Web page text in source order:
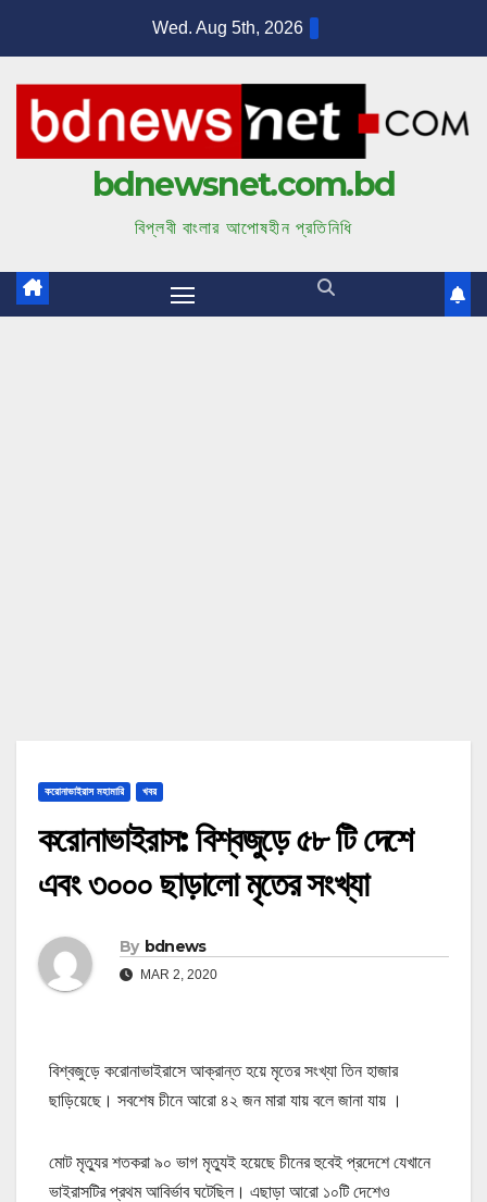
n
Wed. Aug 5th, 2026
bdnewsnet.com.bd
বিপ্লবী বাংলার আপোষহীন প্রতিনিধি
করোনাভাইরাস মহামারি খবর
করোনাভাইরাস: বিশ্বজুড়ে ৫৮ টি দেশে
এবং ৩০০০ ছাড়ালো মৃতের সংখ্যা
By bdnews
MAR 2, 2020
বিশ্বজুড়ে করোনাভাইরাসে আক্রান্ত হয়ে মৃতের সংখ্যা তিন হাজার
ছাড়িয়েছে। সবশেষ চীনে আরো ৪২ জন মারা যায় বলে জানা যায় ।
মোট মৃত্যুর শতকরা ৯০ ভাগ মৃত্যুই হয়েছে চীনের হুবেই প্রদেশে যেখানে
ভাইরাসটির প্রথম আবির্ভাব ঘটেছিল। এছাড়া আরো ১০টি দেশেও